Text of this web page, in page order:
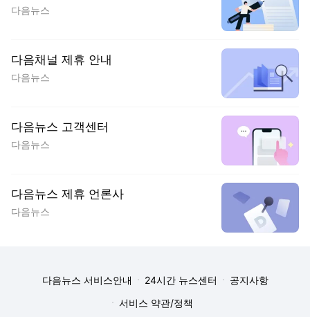
다음뉴스
다음채널 제휴 안내
다음뉴스
다음뉴스 고객센터
다음뉴스
다음뉴스 제휴 언론사
다음뉴스
다음뉴스 서비스안내 24시간 뉴스센터
공지사항
서비스 약관/정책